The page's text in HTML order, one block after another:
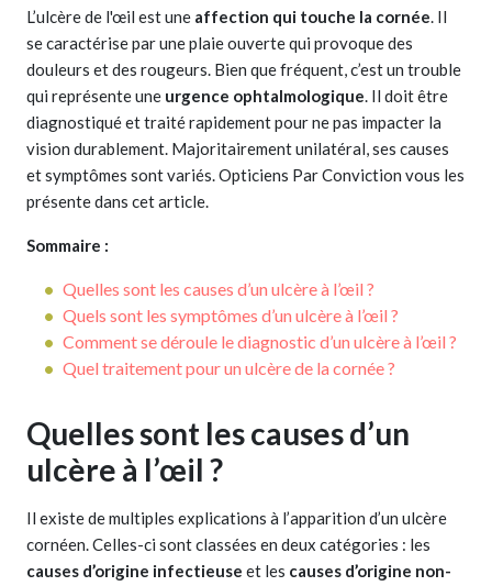
L’ulcère de l'œil est une affection qui touche la cornée. Il
se caractérise par une plaie ouverte qui provoque des
douleurs et des rougeurs. Bien que fréquent, c’est un trouble
qui représente une urgence ophtalmologique. Il doit être
diagnostiqué et traité rapidement pour ne pas impacter la
vision durablement. Majoritairement unilatéral, ses causes
et symptômes sont variés. Opticiens Par Conviction vous les
présente dans cet article.
Sommaire :
Quelles sont les causes d’un ulcère à l’œil ?
Quels sont les symptômes d’un ulcère à l’œil ?
Comment se déroule le diagnostic d’un ulcère à l’œil ?
Quel traitement pour un ulcère de la cornée ?
Quelles sont les causes d’un
ulcère à l’œil ?
Il existe de multiples explications à l’apparition d’un ulcère
cornéen. Celles-ci sont classées en deux catégories : les
causes d’origine infectieuse et les causes d’origine non-